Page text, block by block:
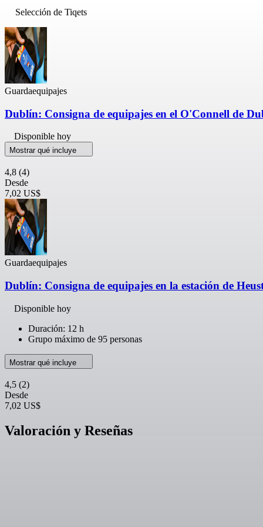
Selección de Tiqets
Guardaequipajes
Dublín: Consigna de equipajes en el O'Connell de
Disponible hoy
Mostrar qué incluye
4,8 (4)
Desde
7,02 US$
Guardaequipajes
Dublín: Consigna de equipajes en la estación de
Disponible hoy
Duración: 12 h
Grupo máximo de 95 personas
Mostrar qué incluye
4,5 (2)
Desde
7,02 US$
Valoración y Reseñas